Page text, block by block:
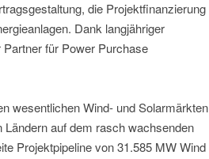
die Projektfinanzierung
Dank langjähriger
für Power Purchase
wesentlichen Wind- und Solarmärkten
auf dem rasch wachsenden
Projektpipeline von 31.585 MW Wind